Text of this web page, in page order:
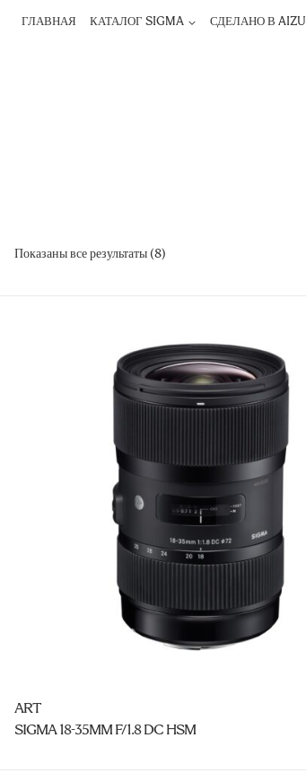
ГЛАВНАЯ КАТАЛОГ SIGMA СДЕЛАНО В AIZU
Показаны все результаты (8)
ART
SIGMA 18-35MM F/1.8 DC HSM